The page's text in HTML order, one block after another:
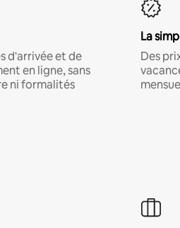
d'arrivée et de
en ligne, sans
ni formalités
La
Des